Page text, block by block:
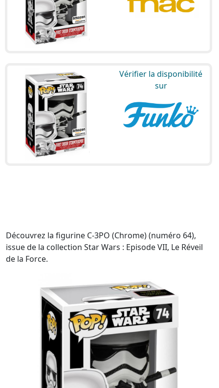
Vérifier la disponibilité
sur
Découvrez la figurine C-3PO (Chrome) (numéro 64),
issue de la collection Star Wars : Episode VII, Le Réveil
de la Force.